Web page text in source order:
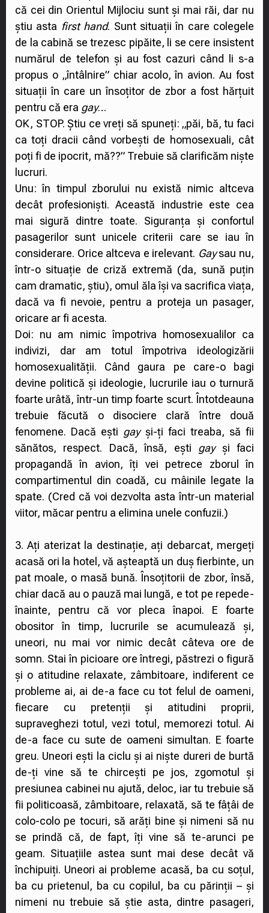
că cei din Orientul Mijlociu sunt și mai răi, dar nu
știu asta first hand. Sunt situații în care colegele
de la cabină se trezesc pipăite, li se cere insistent
numărul de telefon și au fost cazuri când li s-a
propus o „întâlnire” chiar acolo, în avion. Au fost
situații în care un însoțitor de zbor a fost hărțuit
pentru că era gay…
OK, STOP. Știu ce vreți să spuneți: „păi, bă, tu faci
ca toți dracii când vorbești de homosexuali, cât
poți fi de ipocrit, mă??” Trebuie să clarificăm niște
lucruri.
Unu: în timpul zborului nu există nimic altceva
decât profesioniști. Această industrie este cea
mai sigură dintre toate. Siguranța și confortul
pasagerilor sunt unicele criterii care se iau în
considerare. Orice altceva e irelevant. Gaysau nu,
într-o situație de criză extremă (da, sună puțin
cam dramatic, știu), omul ăla își va sacrifica viața,
dacă va fi nevoie, pentru a proteja un pasager,
oricare ar fi acesta.
Doi: nu am nimic împotriva homosexualilor ca
indivizi, dar am totul împotriva ideologizării
homosexualității. Când gaura pe care-o bagi
devine politică și ideologie, lucrurile iau o turnură
foarte urâtă, într-un timp foarte scurt. Întotdeauna
trebuie făcută o disociere clară între două
fenomene. Dacă ești gayși-ți faci treaba, să fii
sănătos, respect. Dacă, însă, ești gay și faci
propagandă în avion, îți vei petrece zborul în
compartimentul din coadă, cu mâinile legate la
spate. (Cred că voi dezvolta asta într-un material
viitor, măcar pentru a elimina unele confuzii.)
3. Ați aterizat la destinație, ați debarcat, mergeți
acasă ori la hotel, vă așteaptă un duș fierbinte, un
pat moale, o masă bună. Însoțitorii de zbor, însă,
chiar dacă au o pauză mai lungă, e tot pe repede-
înainte, pentru că vor pleca înapoi. E foarte
obositor în timp, lucrurile se acumulează și,
uneori, nu mai vor nimic decât câteva ore de
somn. Stai în picioare ore întregi, păstrezi o figură
și o atitudine relaxate, zâmbitoare, indiferent ce
probleme ai, ai de-a face cu tot felul de oameni,
fiecare cu pretenții și atitudini proprii,
supraveghezi totul, vezi totul, memorezi totul. Ai
de-a face cu sute de oameni simultan. E foarte
greu. Uneori ești la ciclu și ai niște dureri de burtă
de-ți vine să te chircești pe jos, zgomotul și
presiunea cabinei nu ajută, deloc, iar tu trebuie să
fii politicoasă, zâmbitoare, relaxată, să te fâțâi de
colo-colo pe tocuri, să arăți bine și nimeni să nu
se prindă că, de fapt, îți vine să te-arunci pe
geam. Situațiile astea sunt mai dese decât vă
închipuiți. Uneori ai probleme acasă, ba cu soțul,
ba cu prietenul, ba cu copilul, ba cu părinții – și
nimeni nu trebuie să știe asta, dintre pasageri,